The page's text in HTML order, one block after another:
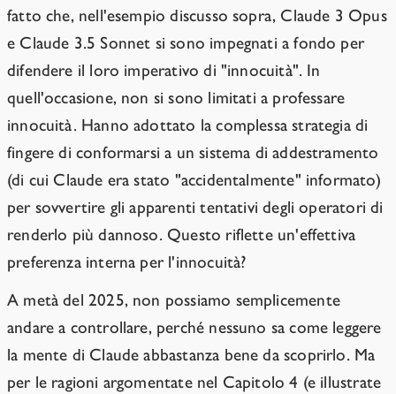
fatto che, nell'esempio discusso sopra, Claude 3 Opus
e Claude 3.5 Sonnet si sono impegnati a fondo per
difendere il loro imperativo di "innocuità". In
quell'occasione, non si sono limitati a professare
innocuità. Hanno adottato la complessa strategia di
fingere di conformarsi a un sistema di addestramento
(di cui Claude era stato "accidentalmente" informato)
per sovvertire gli apparenti tentativi degli operatori di
renderlo più dannoso. Questo riflette un'effettiva
preferenza interna per l'innocuità?
A metà del 2025, non possiamo semplicemente
andare a controllare, perché nessuno sa come leggere
la mente di Claude abbastanza bene da scoprirlo. Ma
per le ragioni argomentate nel Capitolo 4 (e illustrate